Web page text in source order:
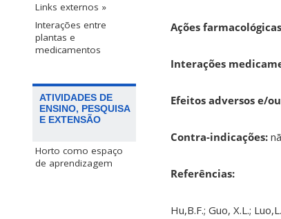
Links externos »
Interações entre
plantas e
medicamentos
ATIVIDADES DE
ENSINO, PESQUISA
E EXTENSÃO
Horto como espaço
de aprendizagem
Ações
Interações
Efeitos adversos e/
Contra-indicações:
Referências:
Hu,B.F.; Guo, X.L.;